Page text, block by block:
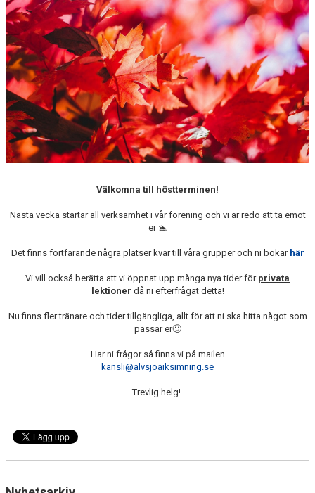
ANTIMOBBING
GDPR
ARKIV
JOBBA HOS OSS
VANLIGA FRÅGOR
Välkomna till höstterminen!
Nästa vecka startar all verksamhet i vår förening och vi är redo att ta emot
er 🏊
Det finns fortfarande några platser kvar till våra grupper och ni bokar här
Vi vill också berätta att vi öppnat upp många nya tider för privata
lektioner då ni efterfrågat detta!
Nu finns fler tränare och tider tillgängliga, allt för att ni ska hitta något som
passar er🙂
Har ni frågor så finns vi på mailen
kansli@alvsjoaiksimning.se
Trevlig helg!